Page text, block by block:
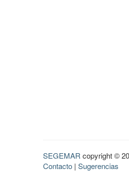
SEGEMAR copyright ©
Contacto | Sugerencias